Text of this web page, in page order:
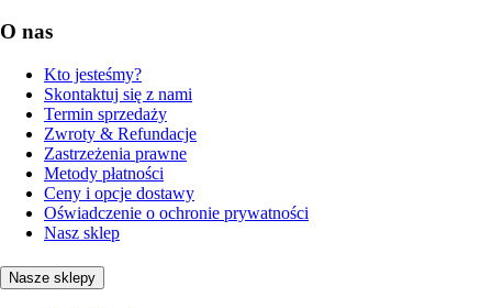
O nas
Kto jesteśmy?
Skontaktuj się z nami
Termin sprzedaży
Zwroty & Refundacje
Zastrzeżenia prawne
Metody płatności
Ceny i opcje dostawy
Oświadczenie o ochronie prywatności
Nasz sklep
Nasze sklepy